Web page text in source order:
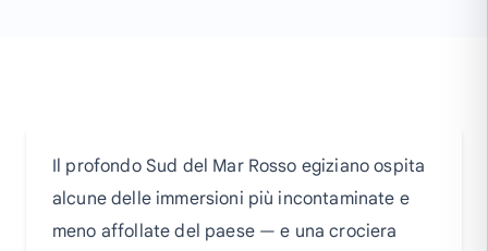
Il profondo Sud del Mar Rosso egiziano ospita
alcune delle immersioni più incontaminate e
meno affollate del paese — e una crociera